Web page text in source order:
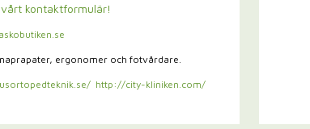
kontaktformulär!
naprapater, ergonomer och fotvårdare.
http://city-kliniken.com/